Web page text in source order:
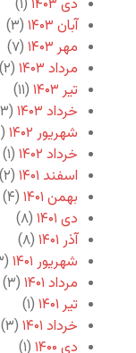
دی ۱۴۰۳
(۱)
آبان ۱۴۰۳
(۳)
مهر ۱۴۰۳
(۷)
مرداد ۱۴۰۳
(۲)
تیر ۱۴۰۳
(۱۱)
خرداد ۱۴۰۳
(۱۳)
شهریور ۱۴۰۲
(۲)
خرداد ۱۴۰۲
(۱)
اسفند ۱۴۰۱
(۲)
بهمن ۱۴۰۱
(۴)
دی ۱۴۰۱
(۸)
آذر ۱۴۰۱
(۸)
شهریور ۱۴۰۱
(۳)
مرداد ۱۴۰۱
(۳)
تیر ۱۴۰۱
(۱)
خرداد ۱۴۰۱
(۳)
دی ۱۴۰۰
(۱)